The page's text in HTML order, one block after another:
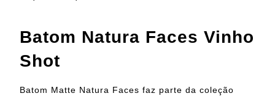
Batom Natura Faces Vinho
Shot
Batom Matte Natura Faces faz parte da coleção